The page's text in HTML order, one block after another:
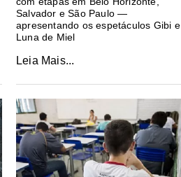
Salvador e São Paulo —
apresentando os espetáculos Gibi e
Luna de Miel
Leia Mais...